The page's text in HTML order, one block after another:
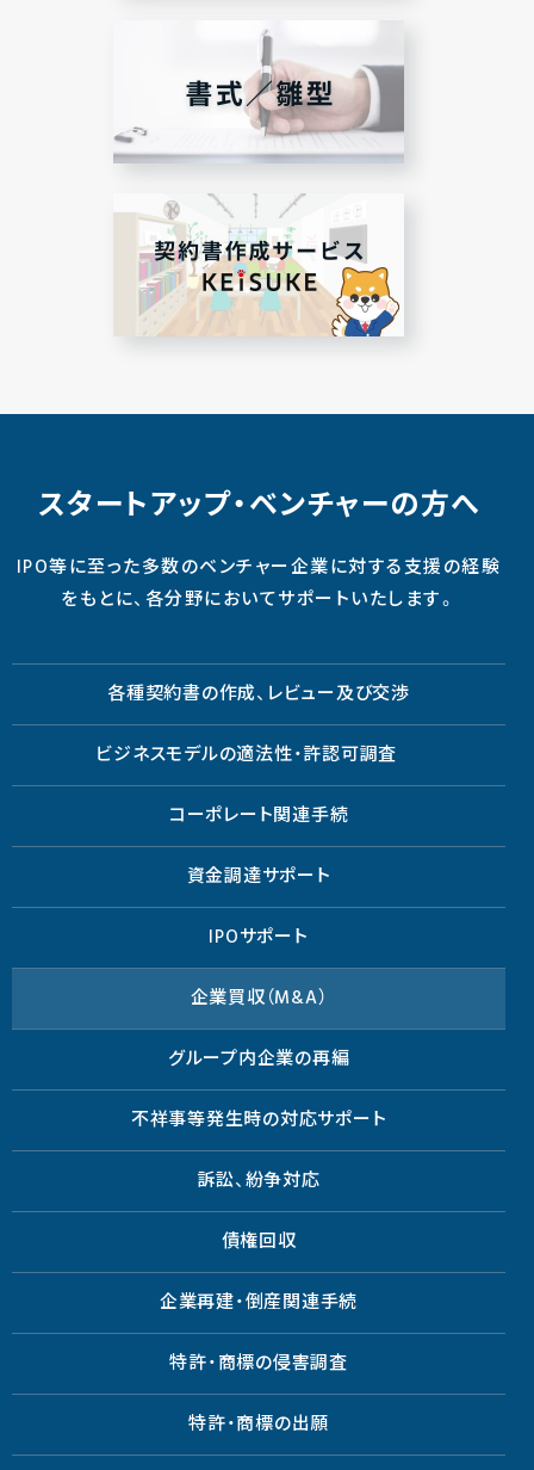
スタートアップ・ベンチャーの方へ
IPO等に至った多数のベンチャー企業に対する支援の経験
をもとに、各分野においてサポートいたします。
各種契約書の作成、レビュー及び交渉
ビジネスモデルの適法性・許認可調査
コーポレート関連手続
資金調達サポート
IPOサポート
企業買収（M&A）
グループ内企業の再編
不祥事等発生時の対応サポート
訴訟、紛争対応
債権回収
企業再建・倒産関連手続
特許・商標の侵害調査
特許・商標の出願